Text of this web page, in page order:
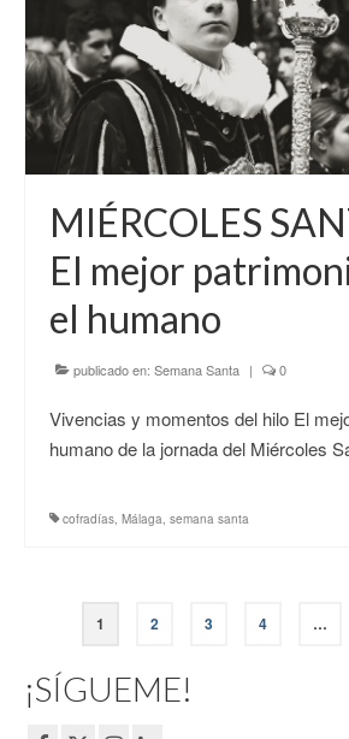
MIÉRCOLES
El mejor
el humano
publicado en: Semana Santa | 0
Vivencias y momentos del hilo El
humano de la jornada del Miércoles
cofradías, Málaga, semana santa
Paginación
de
entradas
1 2 3 4 …
¡SÍGUEME!